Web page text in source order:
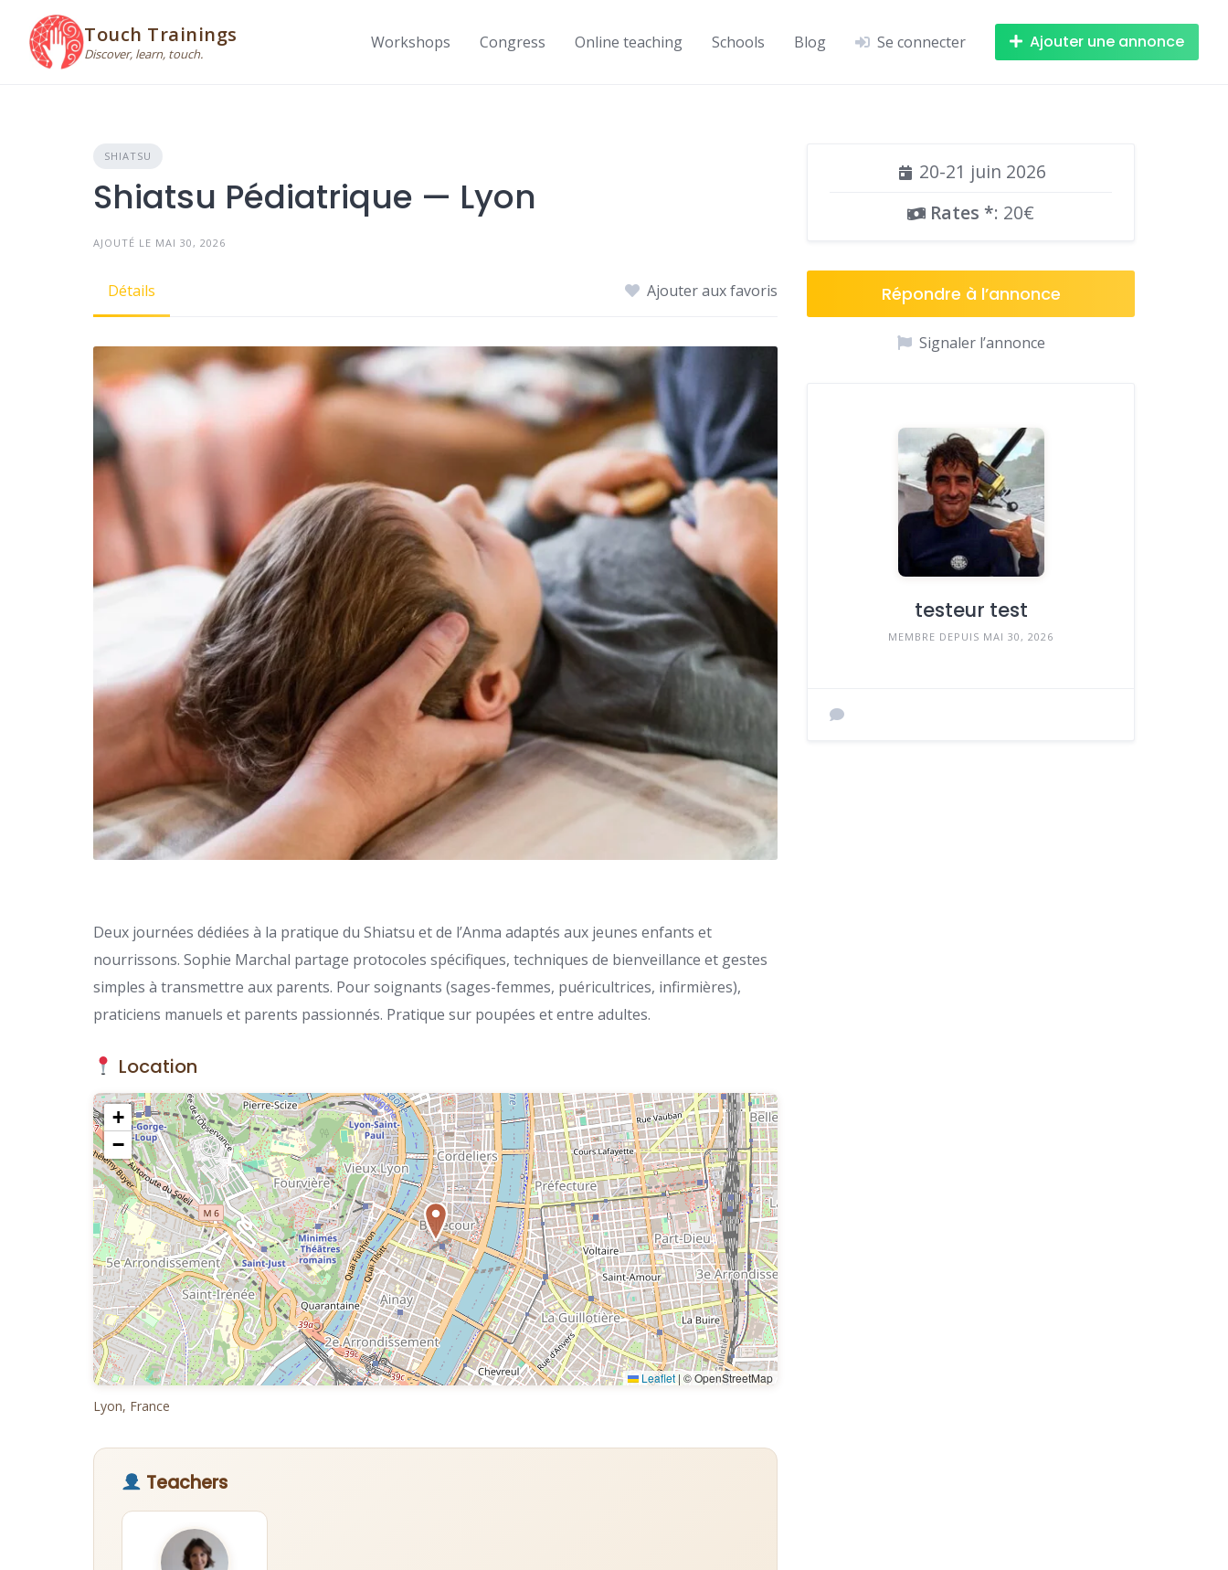
content
Touch Trainings
Discover, learn, touch.
Workshops Congress Online teaching Schools Blog Se connecter Ajouter une annonce
SHIATSU
Shiatsu Pédiatrique — Lyon
AJOUTÉ LE MAI 30, 2026
Détails Ajouter aux favoris
Deux journées dédiées à la pratique du Shiatsu et de l’Anma adaptés aux jeunes enfants et
nourrissons. Sophie Marchal partage protocoles spécifiques, techniques de bienveillance et gestes
simples à transmettre aux parents. Pour soignants (sages-femmes, puéricultrices, infirmières),
praticiens manuels et parents passionnés. Pratique sur poupées et entre adultes.
Location
+
−
Leaflet | © OpenStreetMap
Lyon, France
Teachers
20-21 juin 2026
Rates *: 20€
Répondre à l’annonce
Signaler l’annonce
testeur test
MEMBRE DEPUIS MAI 30, 2026